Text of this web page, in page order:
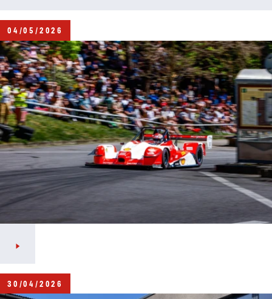
podmínky.
04/05/2026
30/04/2026